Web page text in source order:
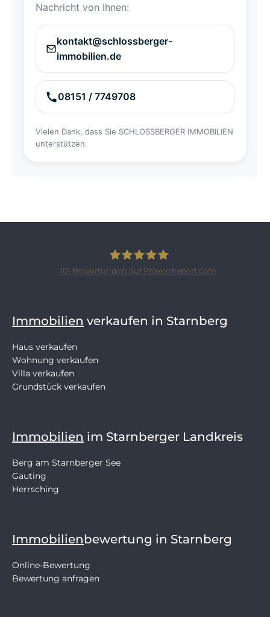
Nachricht von Ihnen:
kontakt@schlossberger-
immobilien.de
08151 / 7749708
Vielen Dank, dass Sie SCHLOSSBERGER IMMOBILIEN
unterstützen.
101 Bewertungen auf ProvenExpert.com
Immobilien verkaufen in Starnberg
Haus verkaufen
Wohnung verkaufen
Villa verkaufen
Grundstück verkaufen
Immobilien im Starnberger Landkreis
Berg am Starnberger See
Gauting
Herrsching
Immobilienbewertung in Starnberg
Online-Bewertung
Bewertung anfragen